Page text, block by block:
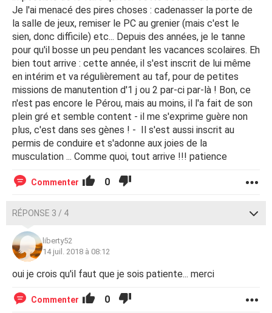
Je l'ai menacé des pires choses : cadenasser la porte de
la salle de jeux, remiser le PC au grenier (mais c'est le
sien, donc difficile) etc... Depuis des années, je le tanne
pour qu'il bosse un peu pendant les vacances scolaires. Eh
bien tout arrive : cette année, il s'est inscrit de lui même
en intérim et va régulièrement au taf, pour de petites
missions de manutention d'1 j ou 2 par-ci par-là ! Bon, ce
n'est pas encore le Pérou, mais au moins, il l'a fait de son
plein gré et semble content - il me s'exprime guère non
plus, c'est dans ses gènes ! - Il s'est aussi inscrit au
permis de conduire et s'adonne aux joies de la
musculation ... Comme quoi, tout arrive !!! patience
Commenter 0
RÉPONSE 3 / 4
liberty52
14 juil. 2018 à 08:12
oui je crois qu'il faut que je sois patiente... merci
Commenter 0